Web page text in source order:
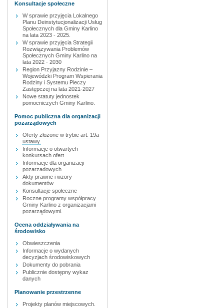
Konsultacje społeczne
W sprawie przyjęcia Lokalnego
Planu Deinstytucjonalizacji Usług
Społecznych dla Gminy Karlino
na lata 2023 - 2025.
W sprawie przyjęcia Strategii
Rozwiązywania Problemów
Społecznych Gminy Karlino na
lata 2022 - 2030
Region Przyjazny Rodzinie –
Wojewódzki Program Wspierania
Rodziny i Systemu Pieczy
Zastępczej na lata 2021-2027
Nowe statuty jednostek
pomocniczych Gminy Karlino.
Pomoc publiczna dla organizacji
pozarządowych
Oferty złożone w trybie art. 19a
ustawy.
Informacje o otwartych
konkursach ofert
Informacje dla organizacji
pozarzadowych
Akty prawne i wzory
dokumentów
Konsultacje społeczne
Roczne programy współpracy
Gminy Karlino z organizacjami
pozarządowymi.
Ocena oddziaływania na
środowisko
Obwieszczenia
Informacje o wydanych
decyzjach środowiskowych
Dokumenty do pobrania
Publicznie dostępny wykaz
danych
Planowanie przestrzenne
Projekty planów miejscowych.